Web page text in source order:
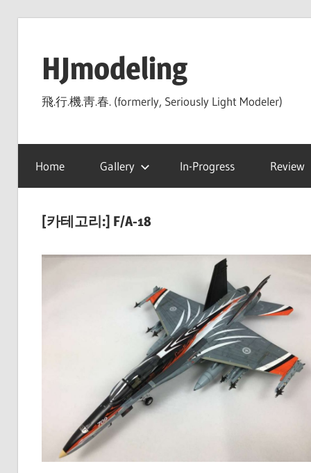
contentHJmodeling
飛.行.機.靑.春. (formerly, Seriously Light Modeler)
Home Gallery In-Progress Review
[카테고리:] F/A-18